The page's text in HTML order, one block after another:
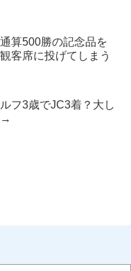
算500勝の記念品を
客席に投げてしまう
フ3歳でJC3着？大し
→